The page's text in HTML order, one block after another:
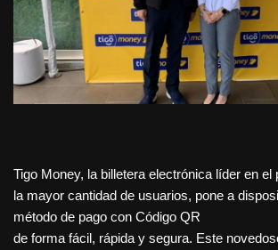
Tigo Money, la billetera electrónica líder en el
la mayor cantidad de usuarios, pone a
método de pago con Código QR
de forma fácil, rápida y segura. Este